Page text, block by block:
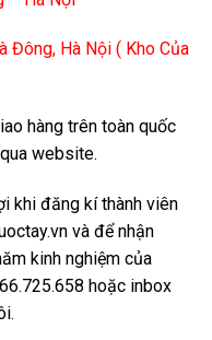
Đông, Hà Nội ( Kho Của
hàng trên toàn quốc
website.
khi đăng kí thành viên
và để nhận
kinh nghiệm của
hoặc inbox